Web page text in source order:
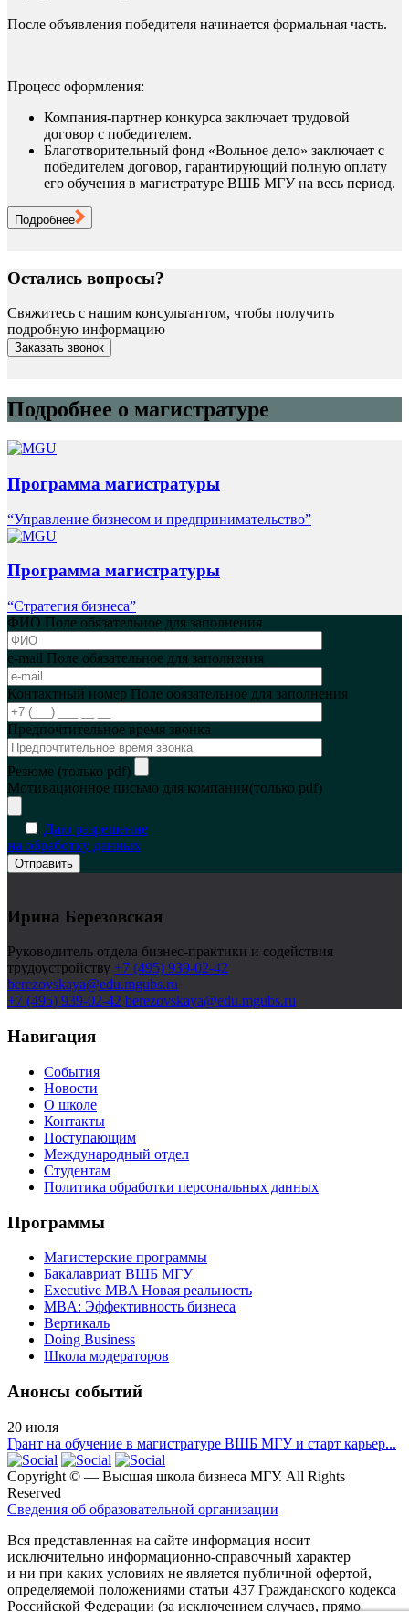
После объявления победителя начинается формальная часть.
Процесс оформления:
Компания-партнер конкурса заключает трудовой
договор с победителем.
Благотворительный фонд «Вольное дело» заключает с
победителем договор, гарантирующий полную оплату
его обучения в магистратуре ВШБ МГУ на весь период.
Подробнее
Остались вопросы?
Свяжитесь с нашим консультантом, чтобы получить
подробную информацию
Заказать звонок
Подробнее о магистратуре
Программа магистратуры
“Управление бизнесом и предпринимательство”
Программа магистратуры
“Стратегия бизнеса”
ФИО Поле обязательное для заполнения
e-mail Поле обязательное для заполнения
Контактный номер Поле обязательное для заполнения
Предпочтительное время звонка
Резюме (только pdf)
Мотивационное письмо для компании(только pdf)
Даю разрешение
на обработку данных
Ирина Березовская
Руководитель отдела бизнес-практики и содействия
трудоустройству +7 (495) 939-02-42
berezovskaya@edu.mgubs.ru
+7 (495) 939-02-42 berezovskaya@edu.mgubs.ru
Навигация
События
Новости
О школе
Контакты
Поступающим
Международный отдел
Студентам
Политика обработки персональных данных
Программы
Магистерские программы
Бакалавриат ВШБ МГУ
Executive MBA Новая реальность
MBA: Эффективность бизнеса
Вертикаль
Doing Business
Школа модераторов
Анонсы событий
20 июля
Грант на обучение в магистратуре ВШБ МГУ и старт карьер...
Copyright © — Высшая школа бизнеса МГУ. All Rights
Reserved
Сведения об образовательной организации
Вся представленная на сайте информация носит
исключительно информационно-справочный характер
и ни при каких условиях не является публичной офертой,
определяемой положениями статьи 437 Гражданского кодекса
Российской Федерации (за исключением случаев, прямо